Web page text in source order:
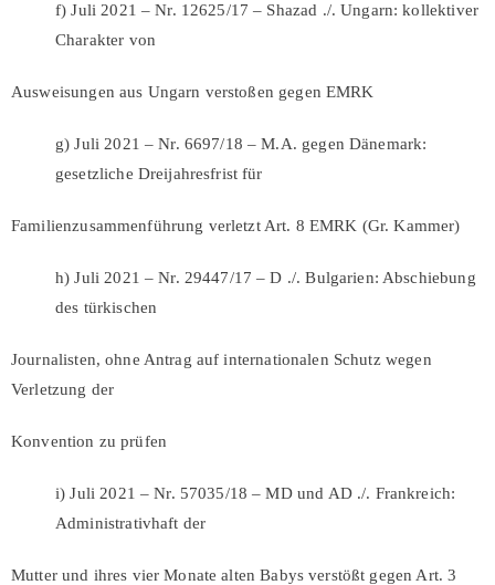
f) Juli 2021 – Nr. 12625/17 – Shazad ./. Ungarn: kollektiver
Charakter von
Ausweisungen aus Ungarn verstoßen gegen EMRK
g) Juli 2021 – Nr. 6697/18 – M.A. gegen Dänemark:
gesetzliche Dreijahresfrist für
Familienzusammenführung verletzt Art. 8 EMRK (Gr. Kammer)
h) Juli 2021 – Nr. 29447/17 – D ./. Bulgarien: Abschiebung
des türkischen
Journalisten, ohne Antrag auf internationalen Schutz wegen
Verletzung der
Konvention zu prüfen
i) Juli 2021 – Nr. 57035/18 – MD und AD ./. Frankreich:
Administrativhaft der
Mutter und ihres vier Monate alten Babys verstößt gegen Art. 3